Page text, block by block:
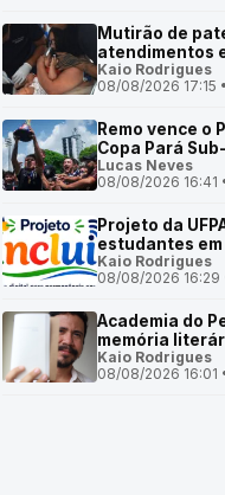
Mutirão de
atendimentos
Kaio Rodrigues
08/08/2026 17:15
Remo vence o
Copa Pará
Lucas Neves
08/08/2026 16:41
Projeto da
estudantes em
Kaio Rodrigues
08/08/2026 16:29
Academia do
memória
Kaio Rodrigues
08/08/2026 16:01